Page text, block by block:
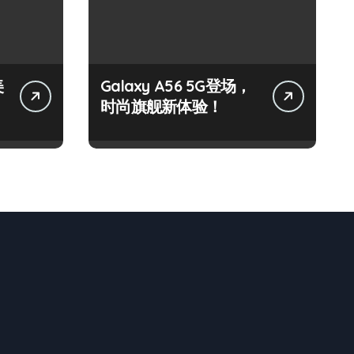
Galaxy A56 5G登场，
时尚旗舰新体验！